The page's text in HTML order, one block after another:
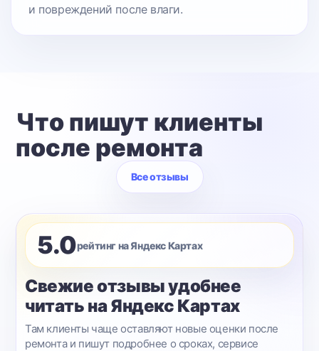
и повреждений после влаги.
Что пишут клиенты
после ремонта
Все отзывы
5.0рейтинг на Яндекс Картах
Свежие отзывы удобнее
читать на Яндекс Картах
Там клиенты чаще оставляют новые оценки после
ремонта и пишут подробнее о сроках, сервисе